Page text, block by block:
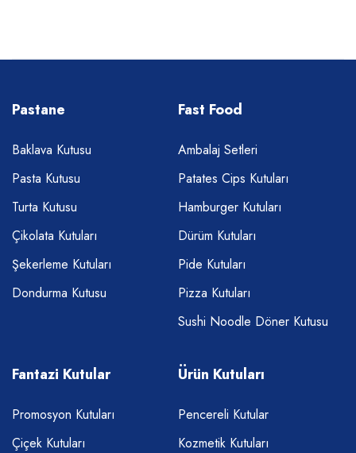
Pastane
Baklava Kutusu
Pasta Kutusu
Turta Kutusu
Çikolata Kutuları
Şekerleme Kutuları
Dondurma Kutusu
Fast Food
Ambalaj Setleri
Patates Cips Kutuları
Hamburger Kutuları
Dürüm Kutuları
Pide Kutuları
Pizza Kutuları
Sushi Noodle Döner Kutusu
Fantazi Kutular
Promosyon Kutuları
Çiçek Kutuları
Ürün Kutuları
Pencereli Kutular
Kozmetik Kutuları